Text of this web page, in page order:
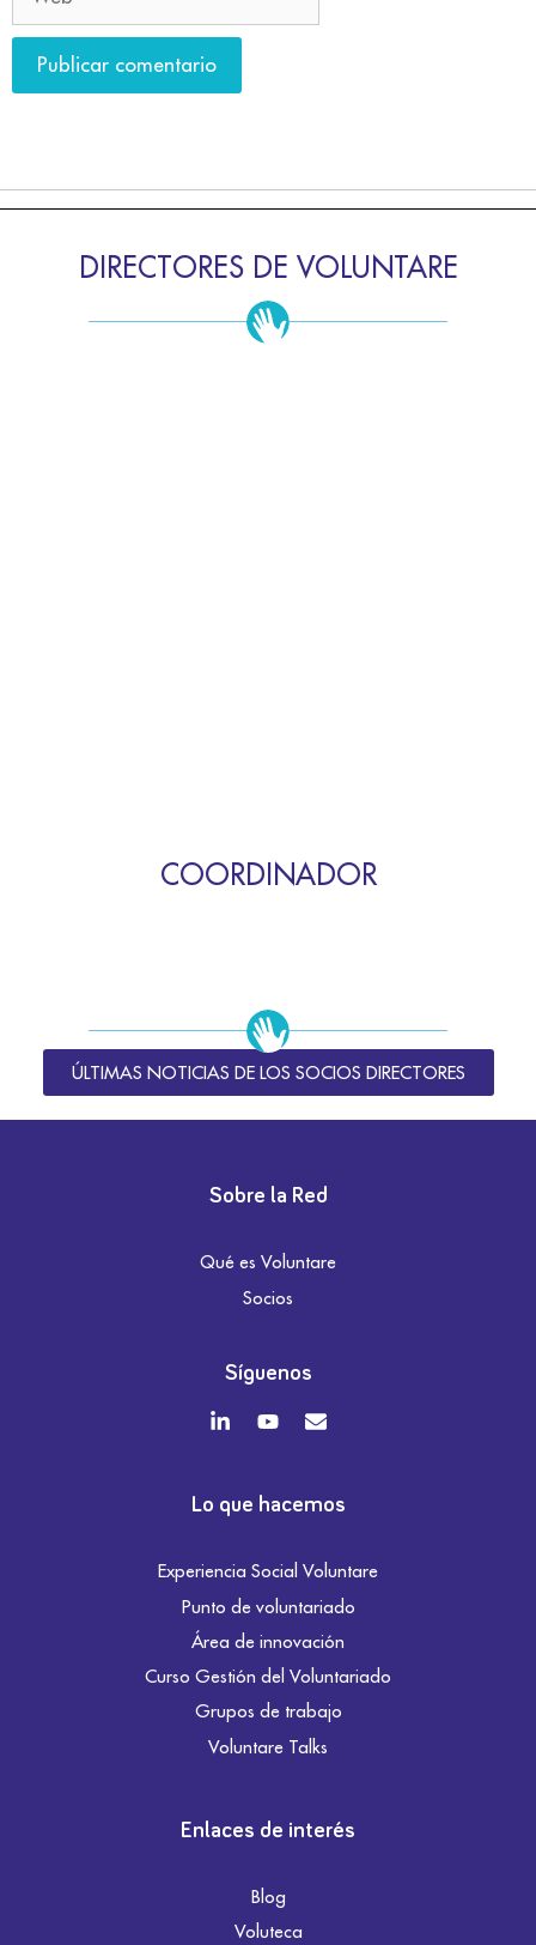
DIRECTORES DE VOLUNTARE
COORDINADOR
ÚLTIMAS NOTICIAS DE LOS SOCIOS DIRECTORES
Sobre la Red
Qué es Voluntare
Socios
Síguenos
Lo que hacemos
Experiencia Social Voluntare
Punto de voluntariado
Área de innovación
Curso Gestión del Voluntariado
Grupos de trabajo
Voluntare Talks
Enlaces de interés
Blog
Voluteca